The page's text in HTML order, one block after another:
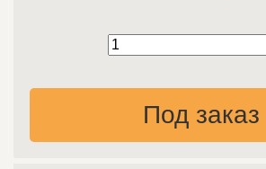
Под заказ